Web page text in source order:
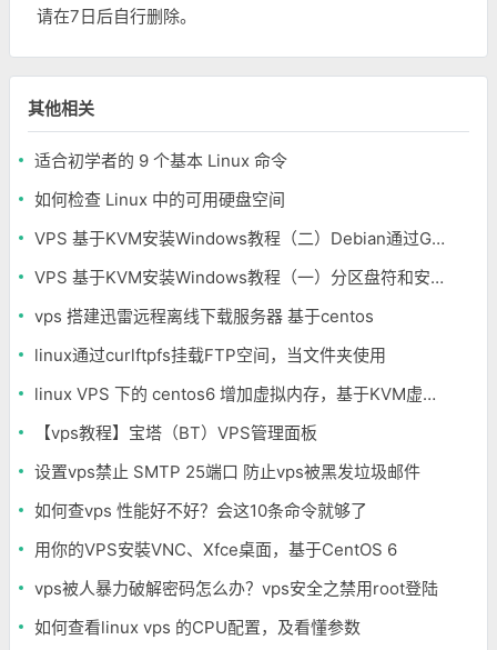
请在7日后自行删除。
其他相关
适合初学者的 9 个基本 Linux 命令
如何检查 Linux 中的可用硬盘空间
VPS 基于KVM安装Windows教程（二）Debian通过Grub引导安装Windows系统
VPS 基于KVM安装Windows教程（一）分区盘符和安装Debian
vps 搭建迅雷远程离线下载服务器 基于centos
linux通过curlftpfs挂载FTP空间，当文件夹使用
linux VPS 下的 centos6 增加虚拟内存，基于KVM虚拟架构
【vps教程】宝塔（BT）VPS管理面板
设置vps禁止 SMTP 25端口 防止vps被黑发垃圾邮件
如何查vps 性能好不好？会这10条命令就够了
用你的VPS安裝VNC、Xfce桌面，基于CentOS 6
vps被人暴力破解密码怎么办？vps安全之禁用root登陆
如何查看linux vps 的CPU配置，及看懂参数